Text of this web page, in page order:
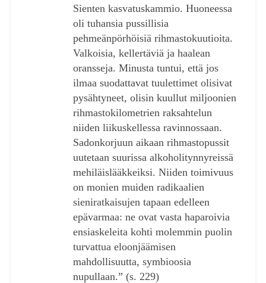
Sienten kasvatuskammio. Huoneessa
oli tuhansia pussillisia
pehmeänpörhöisiä rihmastokuutioita.
Valkoisia, kellertäviä ja haalean
oransseja. Minusta tuntui, että jos
ilmaa suodattavat tuulettimet olisivat
pysähtyneet, olisin kuullut miljoonien
rihmastokilometrien raksahtelun
niiden liikuskellessa ravinnossaan.
Sadonkorjuun aikaan rihmastopussit
uutetaan suurissa alkoholitynnyreissä
mehiläislääkkeiksi. Niiden toimivuus
on monien muiden radikaalien
sieniratkaisujen tapaan edelleen
epävarmaa: ne ovat vasta haparoivia
ensiaskeleita kohti molemmin puolin
turvattua eloonjäämisen
mahdollisuutta, symbioosia
nupullaan.” (s. 229)